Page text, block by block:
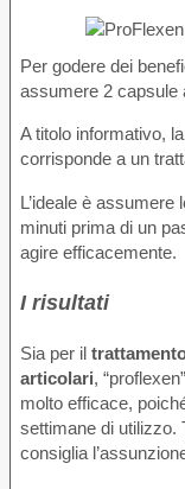
Per godere dei
assumere 2 capsule
A titolo informativo,
corrisponde a un
L’ideale è
minuti prima di un
agire efficacemente.
I risultati
Sia per il
articolari,
molto efficace,
settimane di utilizzo.
consiglia